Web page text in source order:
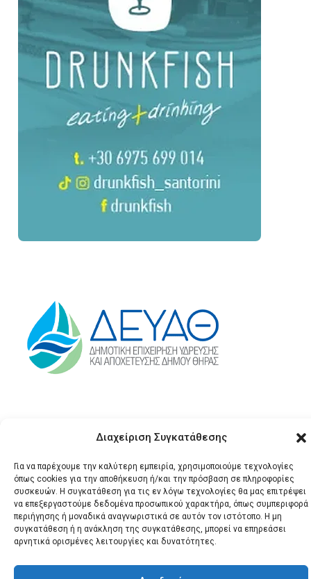
Διαχείριση Συγκατάθεσης
Για να παρέχουμε την καλύτερη εμπειρία, χρησιμοποιούμε τεχνολογίες
όπως cookies για την αποθήκευση ή/και την πρόσβαση σε πληροφορίες
συσκευών. Η συγκατάθεση για τις εν λόγω τεχνολογίες θα μας επιτρέψει
να επεξεργαστούμε δεδομένα προσωπικού χαρακτήρα, όπως συμπεριφορά
περιήγησης ή μοναδικά αναγνωριστικά σε αυτόν τον ιστότοπο. Η μη
συγκατάθεση ή η ανάκληση της συγκατάθεσης, μπορεί να επηρεάσει
αρνητικά ορισμένες λειτουργίες και δυνατότητες.
© 2026 Santonews - Όλα
τα δικαιώματα
κατοχυρωμένα.